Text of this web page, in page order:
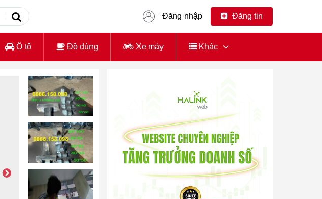
Đăng nhập Đăng tin
Ô tô Đồ dùng Xe máy Khác